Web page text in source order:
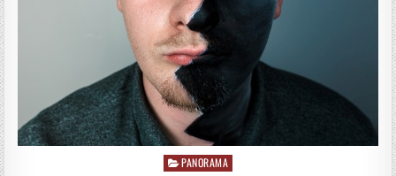
Posted
PANORAMA